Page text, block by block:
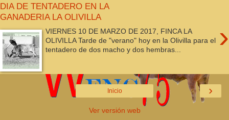
DIA DE TENTADERO EN LA
GANADERIA LA OLIVILLA
›
VIERNES 10 DE MARZO DE 2017, FINCA LA
OLIVILLA Tarde de "verano" hoy en la Olivilla para el
tentadero de dos macho y dos hembras...
›
Inicio
Ver versión web